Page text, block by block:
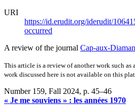
URI
https://id.erudit.org/iderudit/
occurred
A review of the journal Cap-aux-
This article is a review of another work such
work discussed here is not available on this
Number 159, Fall 2024, p. 45–46
« Je me souviens » : les années 1970